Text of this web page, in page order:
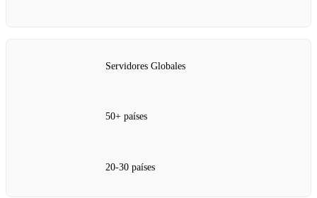
Servidores Globales
50+ países
20-30 países